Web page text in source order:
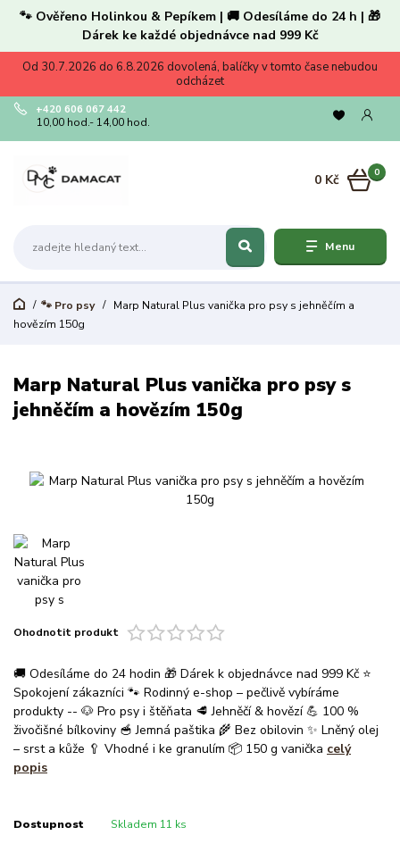
🐾 Ověřeno Holinkou & Pepíkem | 🚚 Odesíláme do 24 h | 🎁
Dárek ke každé objednávce nad 999 Kč
Od 30.7.2026 do 6.8.2026 dovolená, balíčky v tomto čase nebudou
odcházet
Menu
+420 606 067 442
10,00 hod.- 14,00 hod.
0
0 Kč
🐾 Pro psy
Marp Natural Plus vanička pro psy s jehněčím a
hovězím 150g
Marp Natural Plus vanička pro psy s
jehněčím a hovězím 150g
Ohodnotit produkt
🚚 Odesíláme do 24 hodin 🎁 Dárek k objednávce nad 999 Kč ⭐
Spokojení zákazníci 🐾 Rodinný e-shop – pečlivě vybíráme
produkty -- 🐶 Pro psy i štěňata 🥩 Jehněčí & hovězí 💪 100 %
živočišné bílkoviny 🥣 Jemná paštika 🌾 Bez obilovin ✨ Lněný olej
– srst a kůže 🥄 Vhodné i ke granulím 📦 150 g vanička celý
popis
Dostupnost Skladem 11 ks